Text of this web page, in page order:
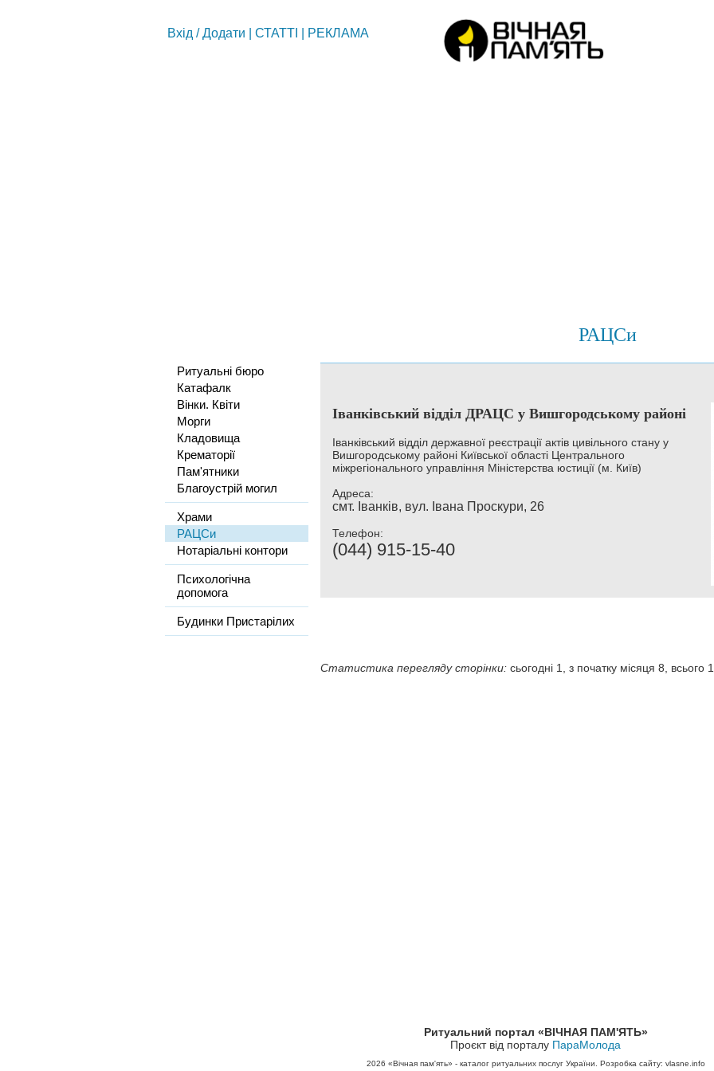
Вхід /Додати СТАТТІ РЕКЛАМА
РАЦСи
Ритуальні бюро
Катафалк
Вінки. Квіти
Морги
Кладовища
Крематорії
Пам'ятники
Благоустрій могил
Храми
РАЦСи
Нотаріальні контори
Психологічна
допомога
Будинки Пристарілих
Іванківський відділ ДРАЦС у Вишгородському районі
Іванківський відділ державної реєстрації актів цивільного стану у
Вишгородському районі Київської області Центрального
міжрегіонального управління Міністерства юстиції (м. Київ)
Адреса:
смт. Іванків, вул. Івана Проскури, 26
Телефон:
(044) 915-15-40
Статистика перегляду сторінки: сьогодні 1, з початку місяця 8, всього
Ритуальний портал «ВІЧНАЯ ПАМ'ЯТЬ»
Проєкт від порталу ПараМолода
2026 «Вічная пам'ять» - каталог ритуальних послуг України. Розробка сайту: vlasne.info